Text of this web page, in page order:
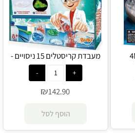
מעבדת קריסטלים 15 ניסויים -
₪142.90
הוסף לסל